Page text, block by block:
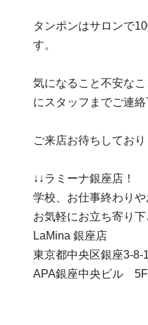
タンポンはサロンで
す。
気になること不安な
にスタッフまでご連絡
ご来店お待ちしており
↓↓ラミーナ銀座店！
学校、お仕事終わり
お気軽にお立ち寄り
LaMina 銀座店
東京都中央区銀座3-8-
APA銀座中央ビル 5F